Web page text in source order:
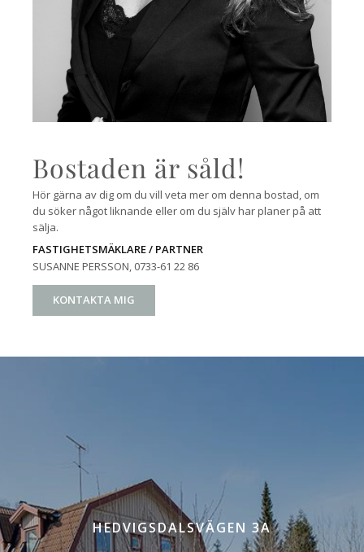
Bostaden är såld!
Hör gärna av dig om du vill veta mer om denna bostad, om
du söker något liknande eller om du själv har planer på att
sälja.
FASTIGHETSMÄKLARE / PARTNER
SUSANNE PERSSON , 0733-61 22 86
KONTAKTA MIG
HEDVIGSDALSVÄGEN 3A